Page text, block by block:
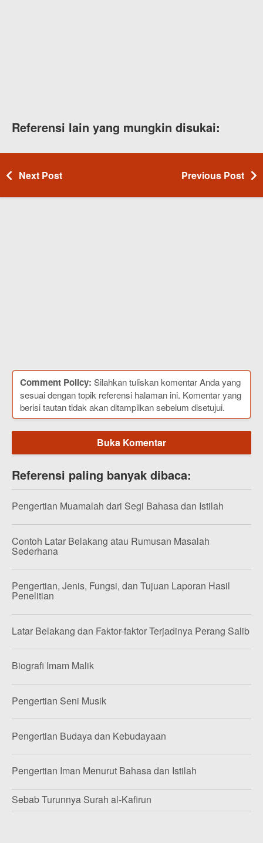
Referensi lain yang mungkin disukai:
Next Post Previous Post
Comment Policy: Silahkan tuliskan komentar Anda yang
sesuai dengan topik referensi halaman ini. Komentar yang
berisi tautan tidak akan ditampilkan sebelum disetujui.
Buka Komentar
Referensi paling banyak dibaca:
Pengertian Muamalah dari Segi Bahasa dan Istilah
Contoh Latar Belakang atau Rumusan Masalah
Sederhana
Pengertian, Jenis, Fungsi, dan Tujuan Laporan Hasil
Penelitian
Latar Belakang dan Faktor-faktor Terjadinya Perang Salib
Biografi Imam Malik
Pengertian Seni Musik
Pengertian Budaya dan Kebudayaan
Pengertian Iman Menurut Bahasa dan Istilah
Sebab Turunnya Surah al-Kafirun